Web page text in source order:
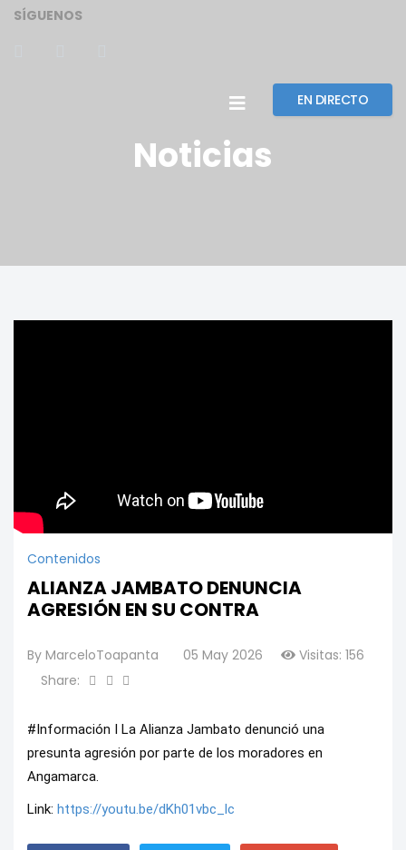
SÍGUENOS
EN DIRECTO
Noticias
Contenidos
ALIANZA JAMBATO DENUNCIA
AGRESIÓN EN SU CONTRA
By MarceloToapanta 05 May 2026
Visitas: 156
Share:
#Información I La Alianza Jambato denunció una
presunta agresión por parte de los moradores en
Angamarca.
Link: https://youtu.be/dKh01vbc_lc